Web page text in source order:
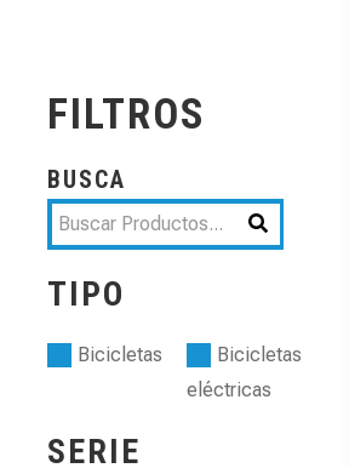
FILTROS
BUSCA
TIPO
Bicicletas
Bicicletas
eléctricas
SERIE